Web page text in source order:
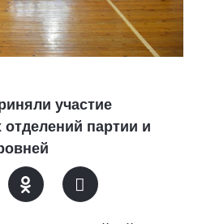
участие
партии и